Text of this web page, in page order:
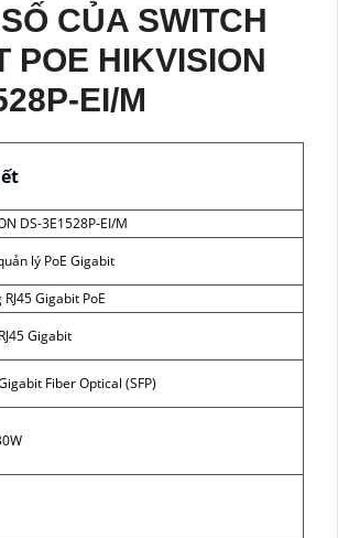
CỦA SWITCH
POE HIKVISION
EI/M
DS-3E1528P-EI/M
lý PoE Gigabit
Gigabit PoE
Gigabit
Fiber Optical (SFP)